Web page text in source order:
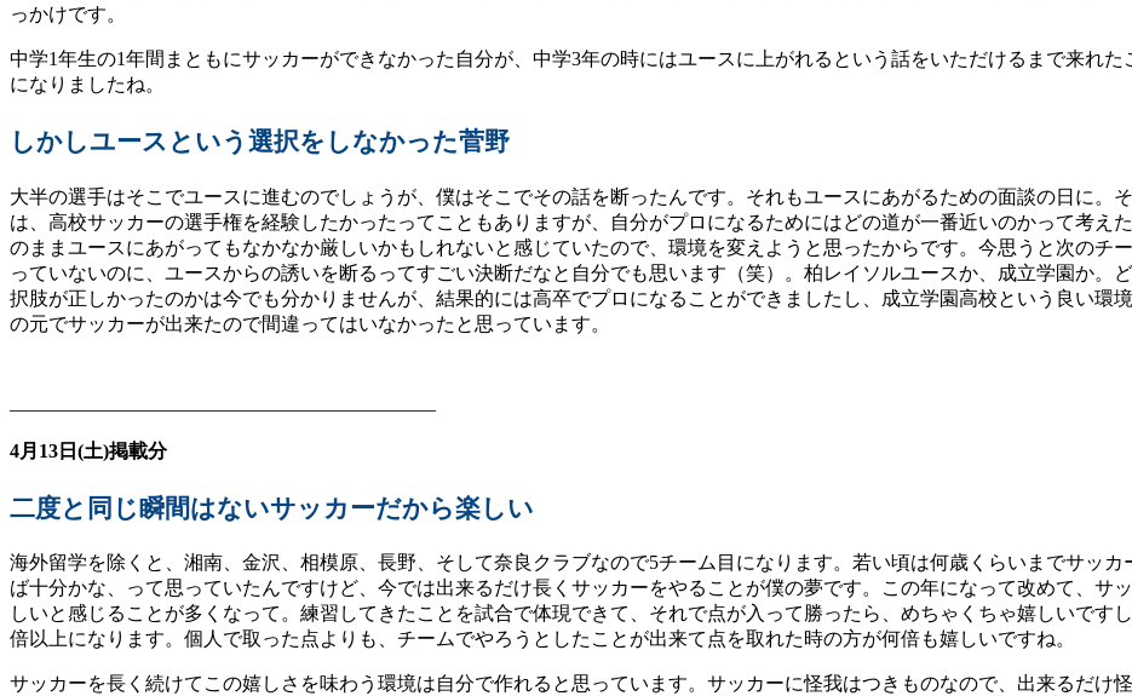
っかけです。
ㅤ中学1年生の1年間まともにサッカーができなかった自分が、中学3年の時にはユースに上がれるという話をいただけるまで来れた
になりましたね。
しかしユースという選択をしなかった菅野
ㅤ大半の選手はそこでユースに進むのでしょうが、僕はそこでその話を断ったんです。それもユースにあがるための面談の日に。
は、高校サッカーの選手権を経験したかったってこともありますが、自分がプロになるためにはどの道が一番近いのかって考え
のままユースにあがってもなかなか厳しいかもしれないと感じていたので、環境を変えようと思ったからです。今思うと次のチ
っていないのに、ユースからの誘いを断るってすごい決断だなと自分でも思います（笑）。柏レイソルユースか、成立学園か。
択肢が正しかったのかは今でも分かりませんが、結果的には高卒でプロになることができましたし、成立学園高校という良い環
の元でサッカーが出来たので間違ってはいなかったと思っています。
——————————————————————
4月13日(土)掲載分
二度と同じ瞬間はないサッカーだから楽しい
ㅤ海外留学を除くと、湘南、金沢、相模原、長野、そして奈良クラブなので5チーム目になります。若い頃は何歳くらいまでサッカ
ば十分かな、って思っていたんですけど、今では出来るだけ長くサッカーをやることが僕の夢です。この年になって改めて、サ
しいと感じることが多くなって。練習してきたことを試合で体現できて、それで点が入って勝ったら、めちゃくちゃ嬉しいです
倍以上になります。個人で取った点よりも、チームでやろうとしたことが出来て点を取れた時の方が何倍も嬉しいですね。
サッカーを長く続けてこの嬉しさを味わう環境は自分で作れると思っています。サッカーに怪我はつきものなので、出来るだけ